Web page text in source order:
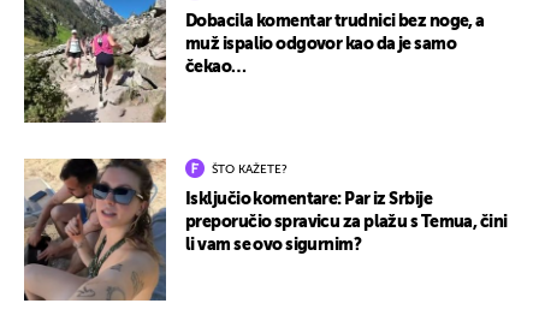
Dobacila komentar trudnici bez noge, a
muž ispalio odgovor kao da je samo
čekao…
ŠTO KAŽETE?
Isključio komentare: Par iz Srbije
preporučio spravicu za plažu s Temua, čini
li vam se ovo sigurnim?